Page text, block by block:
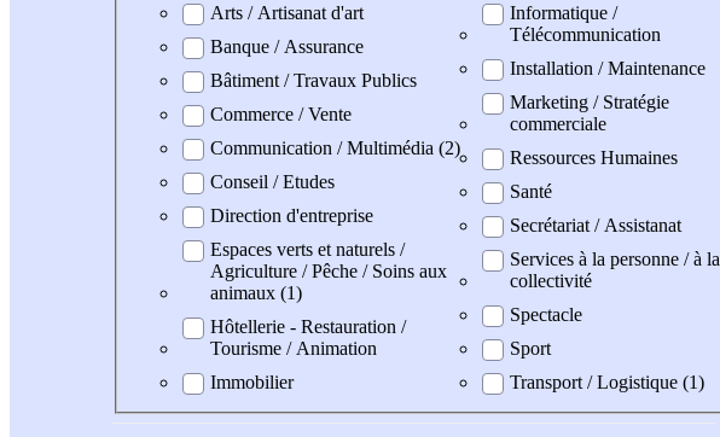
Arts / Artisanat d'art
Banque / Assurance
Bâtiment / Travaux Publics
Commerce / Vente
Communication / Multimédia (2)
Conseil / Etudes
Direction d'entreprise
Espaces verts et naturels /
Agriculture / Pêche / Soins aux
animaux (1)
Hôtellerie - Restauration /
Tourisme / Animation
Immobilier
Informatique /
Télécommunication
Installation / Maintenance
Marketing / Stratégie
commerciale
Ressources Humaines
Santé
Secrétariat / Assistanat
Services à la personne / à la
collectivité
Spectacle
Sport
Transport / Logistique (1)